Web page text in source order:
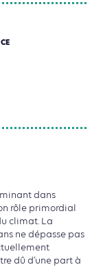
dans
rôle primordial
climat. La
ne dépasse pas
dû d’une part à